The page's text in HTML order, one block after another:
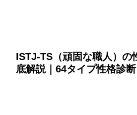
ISTJ-TS（頑固な職人）の
底解説｜64タイプ性格診断